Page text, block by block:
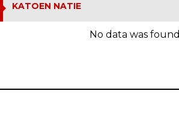
KATOEN NATIE
No data was found